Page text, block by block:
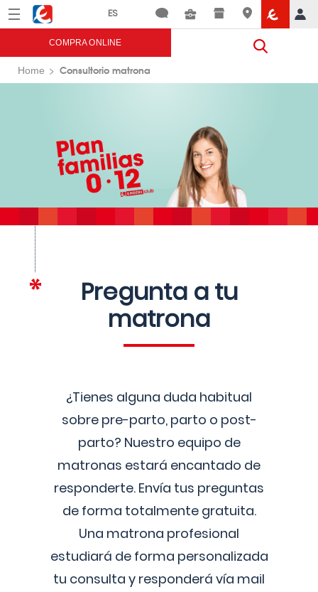
Menú Eroski
COMPRA ONLINE
Home Consultorio matrona
Pregunta a tu
matrona
¿Tienes alguna duda habitual
sobre pre-parto, parto o post-
parto? Nuestro equipo de
matronas estará encantado de
responderte. Envía tus preguntas
de forma totalmente gratuita.
Una matrona profesional
estudiará de forma personalizada
tu consulta y responderá vía mail